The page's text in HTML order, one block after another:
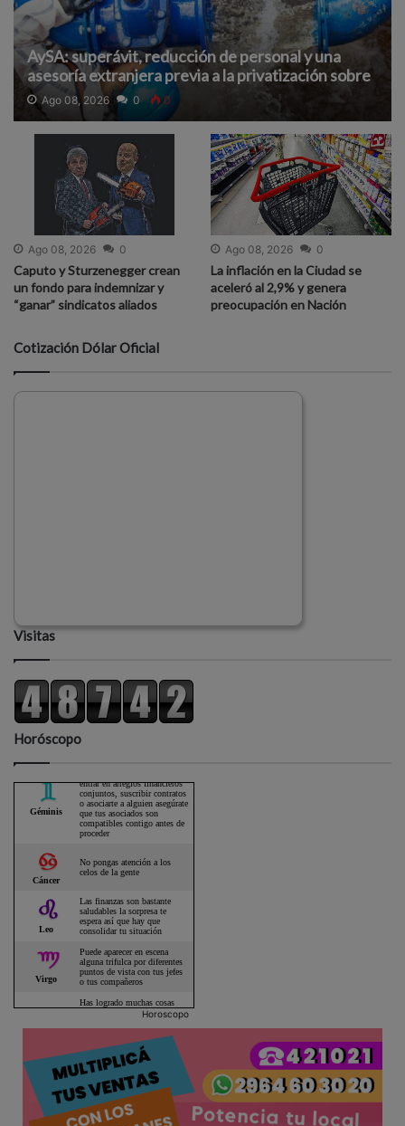
AySA: superávit, reducción de personal y una
asesoría extranjera previa a la privatización sobre
la que hay pocos detalles
Ago 08, 2026 0 0
Ago 08, 2026 0
Caputo y Sturzenegger crean
un fondo para indemnizar y
“ganar” sindicatos aliados
Ago 08, 2026 0
La inflación en la Ciudad se
aceleró al 2,9% y genera
preocupación en Nación
Cotización Dólar Oficial
Visitas
Horóscopo
Horoscopo